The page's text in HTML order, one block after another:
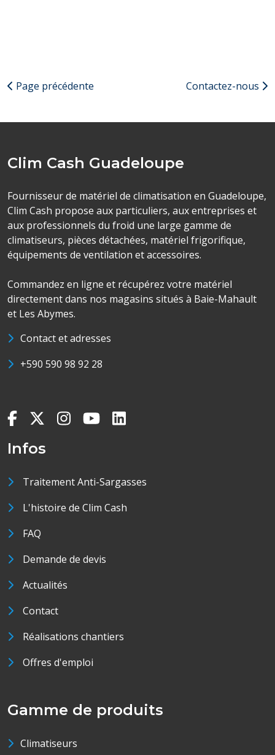
Page précédente Contactez-nous
Clim Cash Guadeloupe
Fournisseur de matériel de climatisation en Guadeloupe,
Clim Cash propose aux particuliers, aux entreprises et
aux professionnels du froid une large gamme de
climatiseurs, pièces détachées, matériel frigorifique,
équipements de ventilation et accessoires.
Commandez en ligne et récupérez votre matériel
directement dans nos magasins situés à Baie-Mahault
et Les Abymes.
Contact et adresses
+590 590 98 92 28
Infos
Traitement Anti-Sargasses
L'histoire de Clim Cash
FAQ
Demande de devis
Actualités
Contact
Réalisations chantiers
Offres d'emploi
Gamme de produits
Climatiseurs